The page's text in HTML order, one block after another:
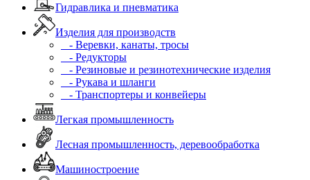
Гидравлика и пневматика
Изделия для производств
- Веревки, канаты, тросы
- Редукторы
- Резиновые и резинотехнические изделия
- Рукава и шланги
- Транспортеры и конвейеры
Легкая промышленность
Лесная промышленность, деревообработка
Машиностроение